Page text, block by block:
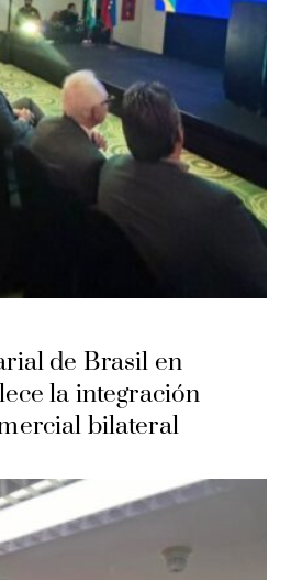
de Brasil en
la integración
bilateral